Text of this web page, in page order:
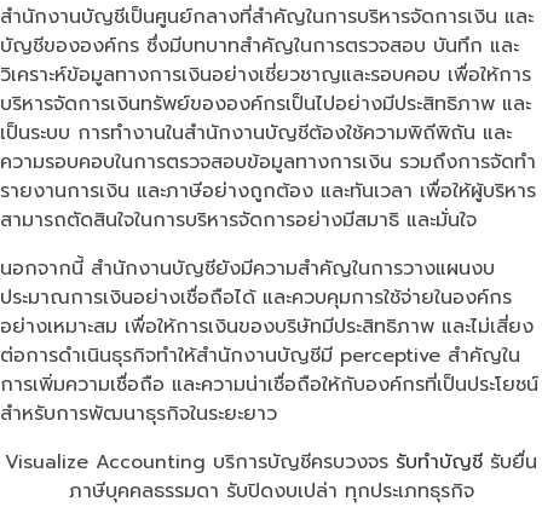
สำนักงานบัญชีเป็นศูนย์กลางที่สำคัญในการบริหารจัดการเงิน และ
บัญชีขององค์กร ซึ่งมีบทบาทสำคัญในการตรวจสอบ บันทึก และ
วิเคราะห์ข้อมูลทางการเงินอย่างเชี่ยวชาญและรอบคอบ เพื่อให้การ
บริหารจัดการเงินทรัพย์ขององค์กรเป็นไปอย่างมีประสิทธิภาพ และ
เป็นระบบ การทำงานในสำนักงานบัญชีต้องใช้ความพิถีพิถัน และ
ความรอบคอบในการตรวจสอบข้อมูลทางการเงิน รวมถึงการจัดทำ
รายงานการเงิน และภาษีอย่างถูกต้อง และทันเวลา เพื่อให้ผู้บริหาร
สามารถตัดสินใจในการบริหารจัดการอย่างมีสมาธิ และมั่นใจ
นอกจากนี้ สำนักงานบัญชียังมีความสำคัญในการวางแผนงบ
ประมาณการเงินอย่างเชื่อถือได้ และควบคุมการใช้จ่ายในองค์กร
อย่างเหมาะสม เพื่อให้การเงินของบริษัทมีประสิทธิภาพ และไม่เสี่ยง
ต่อการดำเนินธุรกิจทำให้สำนักงานบัญชีมี perceptive สำคัญใน
การเพิ่มความเชื่อถือ และความน่าเชื่อถือให้กับองค์กรที่เป็นประโยชน์
สำหรับการพัฒนาธุรกิจในระยะยาว
Visualize Accounting บริการบัญชีครบวงจร รับทำบัญชี รับยื่น
ภาษีบุคคลธรรมดา รับปิดงบเปล่า ทุกประเภทธุรกิจ